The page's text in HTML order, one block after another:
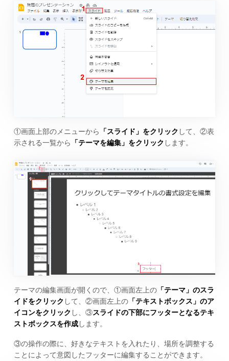
①画面上部のメニューから 「スライド」をクリック して、②表
示される一覧から
「テーマを編集」をクリック します。
テーマの編集画面が開くので、①画面左上の「テーマ」のスラ
イドをクリック して、②画面左上の「テキストボックス」のア
イコンをクリック し、③スライドの下部にフッターとなるテキ
ストボックスを作成します。
③の操作の際に、好きなテキストを入れたり、場所を調整する
ことによって意図したフッターに編集することができます。